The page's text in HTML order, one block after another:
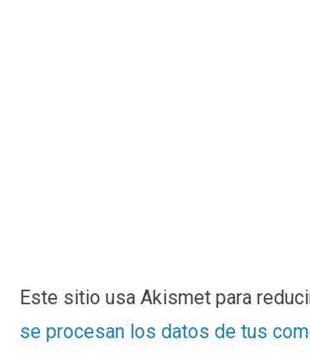
Este sitio usa Akismet para
se procesan los datos de tus